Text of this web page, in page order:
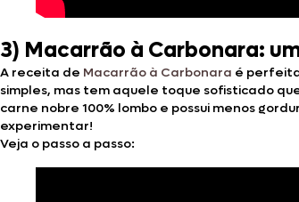
3) Macarrão à Carbonara:
A receita de Macarrão à Carbonara é
simples, mas tem aquele toque sofisticado
carne nobre 100% lombo e possui menos
experimentar!
Veja o passo a passo: